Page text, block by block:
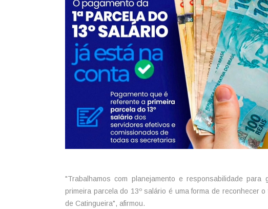
"Trabalhamos com planejamento e responsabilidade
primeira parcela do 13º salário é uma forma de reconhecer
de Catingueira", afirmou.